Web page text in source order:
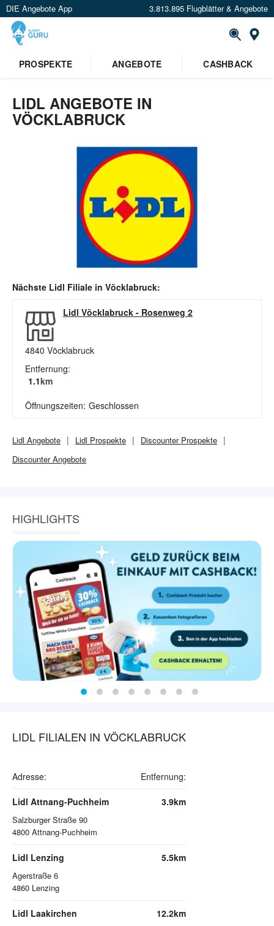
DIE Angebote App 3.813.895 Flugblätter & Angebote
PROSPEKTE
ANGEBOTE CASHBACK
LIDL ANGEBOTE IN
VÖCKLABRUCK
Nächste Lidl Filiale in Vöcklabruck:
Lidl Vöcklabruck - Rosenweg 2
4840 Vöcklabruck
Entfernung:
1.1km
Öffnungszeiten: Geschlossen
Lidl Angebote Lidl Prospekte DiscounterProspekte
DiscounterAngebote
HIGHLIGHTS
LIDL FILIALEN IN VÖCKLABRUCK
Adresse: Entfernung:
Lidl Attnang-Puchheim
Salzburger Straße 90
4800 Attnang-Puchheim
3.9km
Lidl Lenzing
Agerstraße 6
4860 Lenzing
5.5km
Lidl Laakirchen 12.2km